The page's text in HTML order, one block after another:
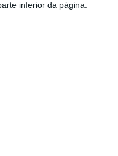
inferior da página.